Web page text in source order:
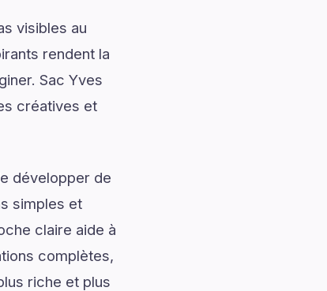
visibles au
rendent la
Sac Yves
créatives et
développer de
simples et
claire aide à
complètes,
riche et plus